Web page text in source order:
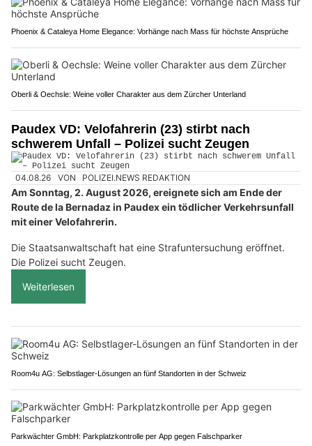
Phoenix & Cataleya Home Elegance: Vorhänge nach Mass für höchste Ansprüche
Oberli & Oechsle: Weine voller Charakter aus dem Zürcher Unterland
Paudex VD: Velofahrerin (23) stirbt nach
schwerem Unfall – Polizei sucht Zeugen
04.08.26 VON POLIZEI.NEWS REDAKTION
Am Sonntag, 2. August 2026, ereignete sich am Ende der
Route de la Bernadaz in Paudex ein tödlicher Verkehrsunfall
mit einer Velofahrerin.
Die Staatsanwaltschaft hat eine Strafuntersuchung eröffnet.
Die Polizei sucht Zeugen.
Weiterlesen
Room4u AG: Selbstlager-Lösungen an fünf Standorten in der Schweiz
Parkwächter GmbH: Parkplatzkontrolle per App gegen Falschparker